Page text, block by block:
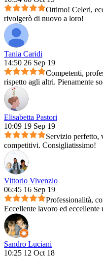
Ottimo! Celeri,
rivolgerò di nuovo a loro!
Tania Caridi
14:50 26 Sep 19
Competenti,
rispetto agli altri. Pienamente
Elisabetta Pastori
10:09 19 Sep 19
Servizio perfetto,
competitivi. Consigliatissimo!
Vittorio Vivenzio
06:45 16 Sep 19
Professionalità,
Eccellente lavoro ed eccellente
Sandro Luciani
10:25 12 Oct 18